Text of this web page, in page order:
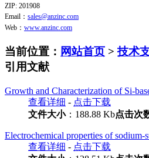
ZIP: 201908
Email： sales@anzinc.com
Web： www.anzinc.com
当前位置： 网站首页 >技术
引用文献
Growth and Characterization of Si-
查看详细 - 点击下载
文件大小：188.88 Kb点击次
Electrochemical properties of sodium-
查看详细 - 点击下载